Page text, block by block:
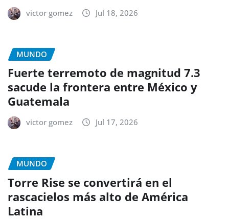
victor gomez Jul 18, 2026
MUNDO
Fuerte terremoto de magnitud 7.3
sacude la frontera entre México y
Guatemala
victor gomez Jul 17, 2026
MUNDO
Torre Rise se convertirá en el
rascacielos más alto de América
Latina